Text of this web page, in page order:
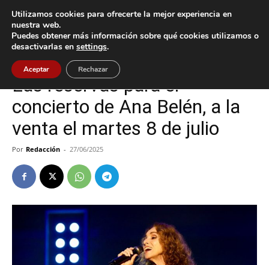
Inicio Cultura / Ocio
Cultura / Ocio Vigo
Las reservas para el
concierto de Ana Belén, a la
venta el martes 8 de julio
Por Redacción - 27/06/2025
Utilizamos cookies para ofrecerte la mejor experiencia en
nuestra web.
Puedes obtener más información sobre qué cookies utilizamos o
desactivarlas en settings.
Aceptar Rechazar